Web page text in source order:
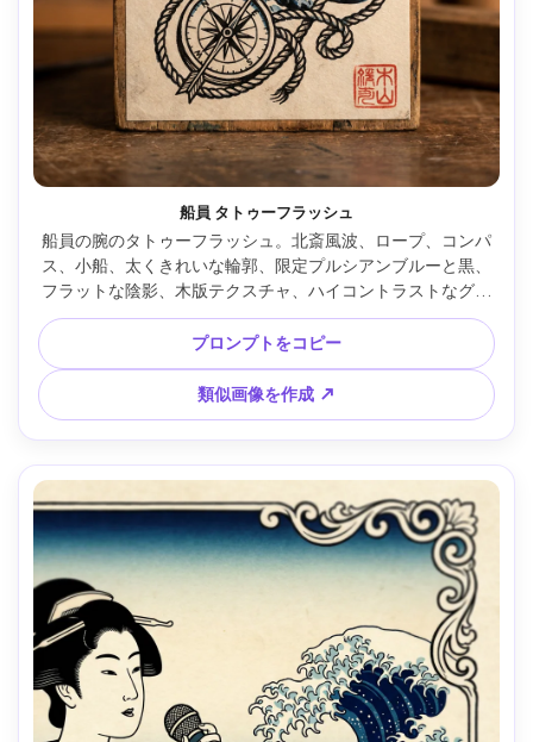
船員 タトゥーフラッシュ
船員の腕のタトゥーフラッシュ。北斎風波、ロープ、コンパ
ス、小船、太くきれいな輪郭、限定プルシアンブルーと黒、
フラットな陰影、木版テクスチャ、ハイコントラストなグラ
フィック、赤印、ステンシル用プレート設計、85mmレン
ズ、浅い被写界深度、柔らかい映画照明 --ar 4:5
プロンプトをコピー
類似画像を作成 ↗